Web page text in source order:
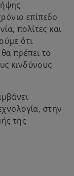
επίπεδο
πολίτες και
ότι
πρέπει το
κινδύνους
στην
της